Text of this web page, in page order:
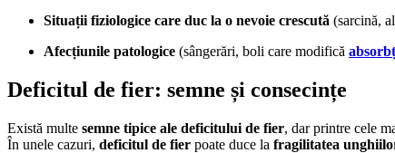
Situații fiziologice care duc la o nevoie crescută (sarcină,
Afecțiunile patologice (sângerări, boli care modifică
Deficitul de fier: semne și consecințe
Există multe semne tipice ale deficitului de fier, dar printre cele
În unele cazuri, deficitul de fier poate duce la fragilitatea